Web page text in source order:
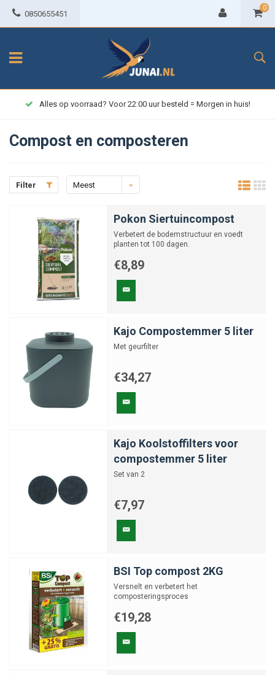
0850655451
0
Alles op voorraad? Voor 22:00 uur besteld = Morgen in huis!
Compost en composteren
Filter
Meest
Pokon Siertuincompost
Verbetert de bodemstructuur en voedt
planten tot 100 dagen.
€8,89
Kajo Compostemmer 5 liter
Met geurfilter
€34,27
Kajo Koolstoffilters voor
compostemmer 5 liter
Set van 2
€7,97
BSI Top compost 2KG
Versnelt en verbetert het
composteringsproces
€19,28